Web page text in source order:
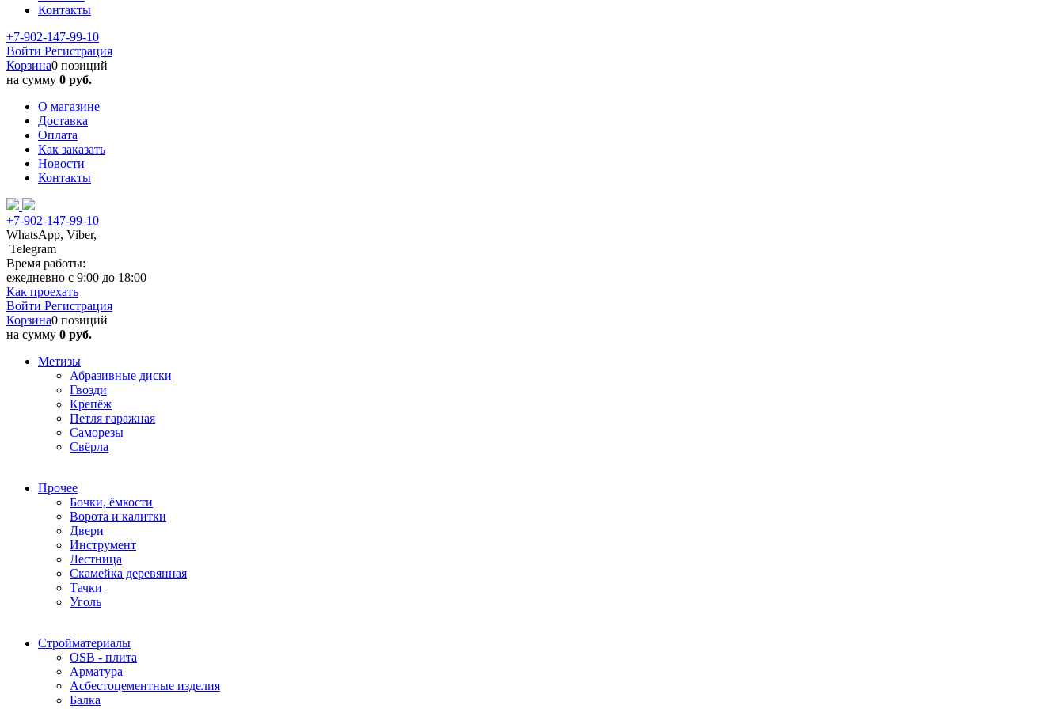
Контакты
+7-902-147-99-10
Войти Регистрация
Корзина0 позиций
на сумму 0 руб.
О магазине
Доставка
Оплата
Как заказать
Новости
Контакты
+7-902-147-99-10
WhatsApp, Viber,
Telegram
Время работы:
ежедневно с 9:00 до 18:00
Как проехать
Войти Регистрация
Корзина0 позиций
на сумму 0 руб.
Метизы
Абразивные диски
Гвозди
Крепёж
Петля гаражная
Саморезы
Свёрла
Прочее
Бочки, ёмкости
Ворота и калитки
Двери
Инструмент
Лестница
Скамейка деревянная
Тачки
Уголь
Стройматериалы
OSB - плита
Арматура
Асбестоцементные изделия
Балка